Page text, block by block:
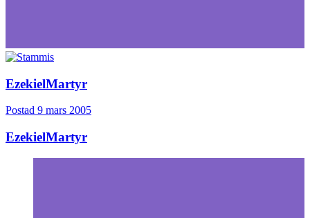
EzekielMartyr
Postad 9 mars 2005
EzekielMartyr